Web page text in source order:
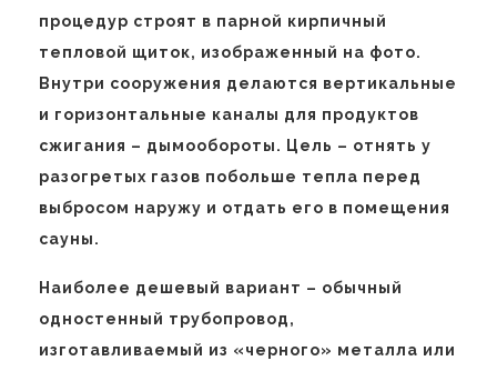
процедур строят в парной кирпичный
тепловой щиток, изображенный на фото.
Внутри сооружения делаются вертикальные
и горизонтальные каналы для продуктов
сжигания – дымообороты. Цель – отнять у
разогретых газов побольше тепла перед
выбросом наружу и отдать его в помещения
сауны.
Наиболее дешевый вариант – обычный
одностенный трубопровод,
изготавливаемый из «черного» металла или